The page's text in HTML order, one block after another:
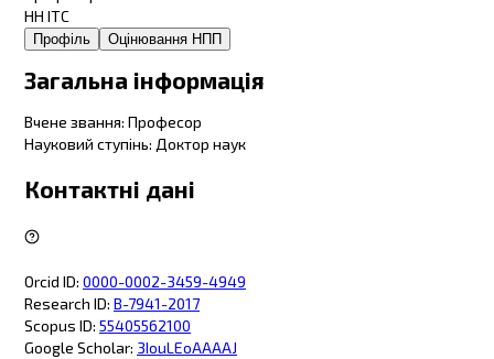
НН ІТС
Профіль Оцінювання НПП
Загальна інформація
Вчене звання: Професор
Науковий ступінь: Доктор наук
Контактні дані
Orcid ID: 0000-0002-3459-4949
Research ID: B-7941-2017
Scopus ID: 55405562100
Google Scholar: 3IouLEoAAAAJ